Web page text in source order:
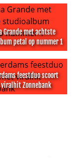
is vermist’
Grande met achtste
petal op nummer 1
met achtste
feestduo scoort
Zonnebank